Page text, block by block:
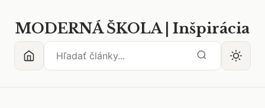
MODERNÁ ŠKOLA | Inšpirácia